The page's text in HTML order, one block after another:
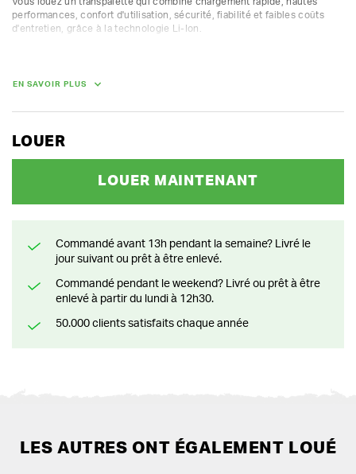
performances, confort d'utilisation, sécurité, fiabilité et faibles coûts
d'entretien, grâce à la technologie Li-Ion.
Largeur du châssis            800 mm
Hauteur de levage            125 mm
DIMENSIONS (L X L X H) :
190.00 kg
EN SAVOIR PLUS
LOUER
LOUER MAINTENANT
Commandé avant 13h pendant la semaine? Livré le
jour suivant ou prêt à être enlevé.
Commandé pendant le weekend? Livré ou prêt à être
enlevé à partir du lundi à 12h30.
50.000 clients satisfaits chaque année
LES AUTRES ONT ÉGALEMENT LOUÉ